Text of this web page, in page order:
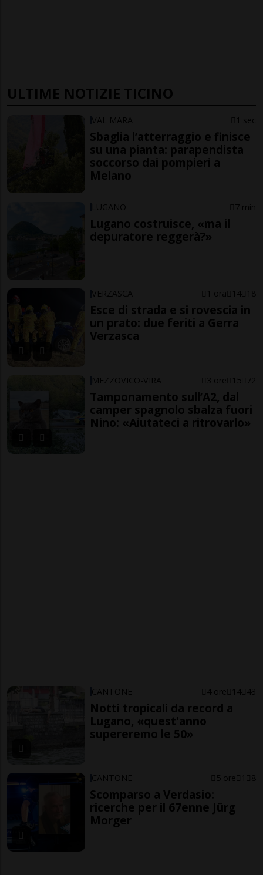
ULTIME NOTIZIE TICINO
VAL MARA 1 sec
Sbaglia l’atterraggio e finisce
su una pianta: parapendista
soccorso dai pompieri a
Melano
LUGANO 7 min
Lugano costruisce, «ma il
depuratore reggerà?»
VERZASCA 1 ora 14 18
Esce di strada e si rovescia in
un prato: due feriti a Gerra
Verzasca
MEZZOVICO-VIRA 3 ore 15 72
Tamponamento sull’A2, dal
camper spagnolo sbalza fuori
Nino: «Aiutateci a ritrovarlo»
CANTONE 4 ore 14 43
Notti tropicali da record a
Lugano, «quest'anno
supereremo le 50»
CANTONE 5 ore 1 8
Scomparso a Verdasio:
ricerche per il 67enne Jürg
Morger